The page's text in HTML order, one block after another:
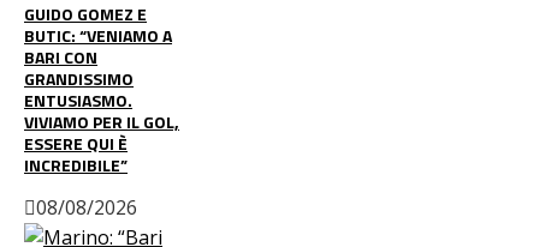
GUIDO GOMEZ E
BUTIC: “VENIAMO A
BARI CON
GRANDISSIMO
ENTUSIASMO.
VIVIAMO PER IL GOL,
ESSERE QUI È
INCREDIBILE”
08/08/2026